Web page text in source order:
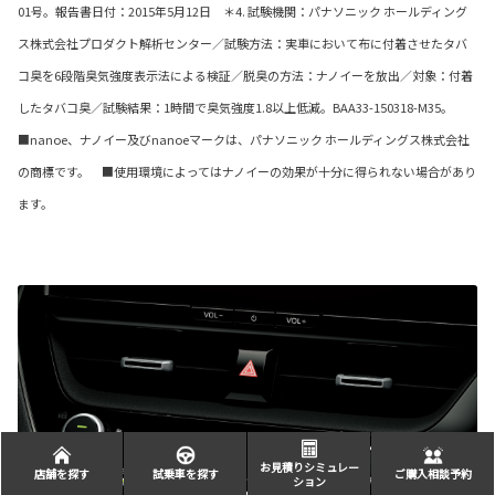
01号。報告書日付：2015年5月12日 ＊4. 試験機関：パナソニック ホールディング
ス株式会社プロダクト解析センター／試験方法：実車において布に付着させたタバ
コ臭を6段階臭気強度表示法による検証／脱臭の方法：ナノイーを放出／対象：付着
したタバコ臭／試験結果：1時間で臭気強度1.8以上低減。BAA33-150318-M35。
■nanoe、ナノイー及びnanoeマークは、パナソニック ホールディングス株式会社
の商標です。 ■使用環境によってはナノイーの効果が十分に得られない場合があり
ます。
店舗を探す 試乗車を探す
お見積りシミュレー
ション
ご購入相談予約